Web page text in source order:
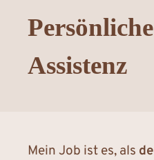
Assistenz
Mein Job ist es, als